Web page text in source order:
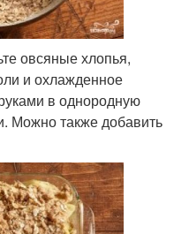
овсяные хлопья,
и охлажденное
в однородную
Можно также добавить